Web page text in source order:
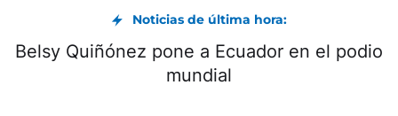
Noticias de última hora:
Belsy Quiñónez pone a Ecuador en el podio
mundial